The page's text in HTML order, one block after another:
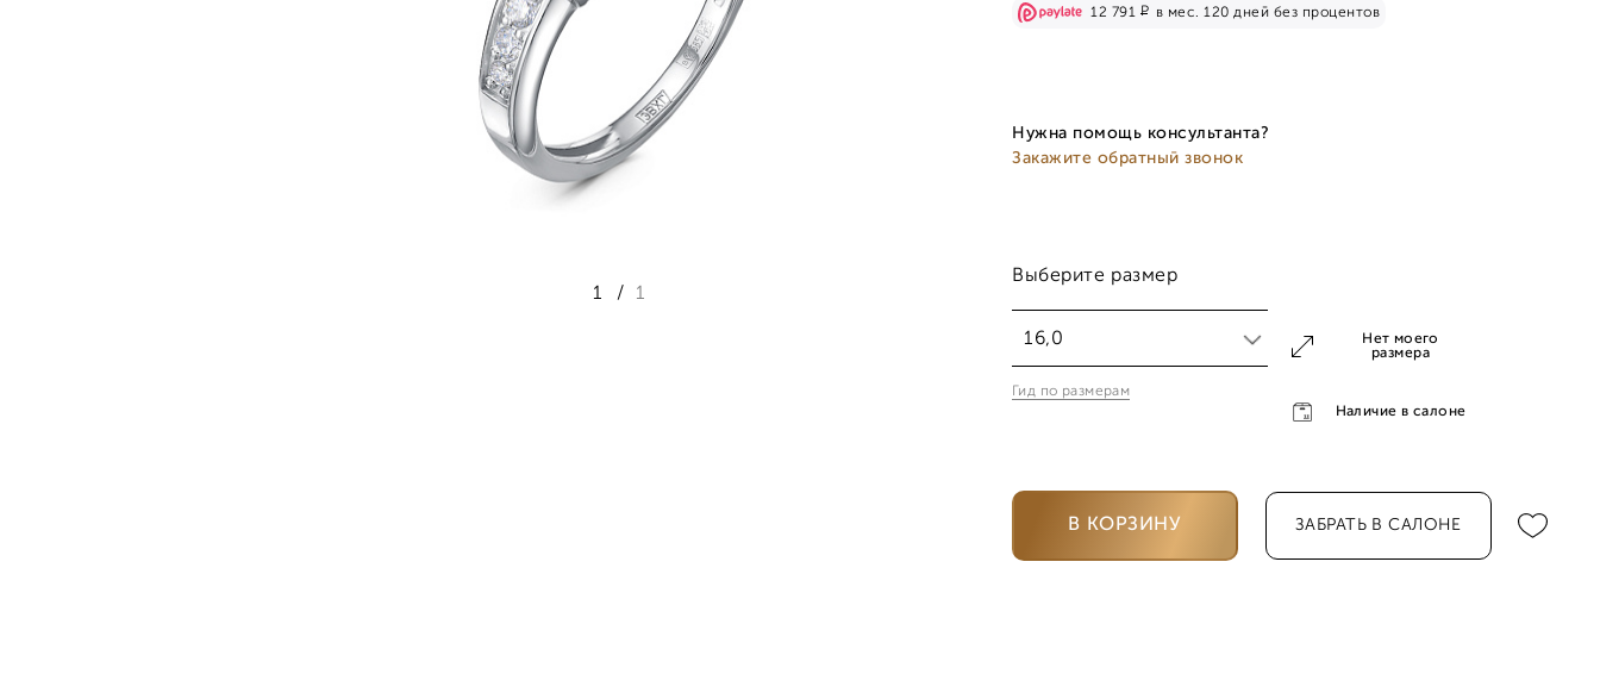
1 / 1
12 791 Рв мес. 120 дней без процентов
Нужна помощь консультанта?
Закажите обратный звонок
Выберите размер
16,0
16,0
Гид по размерам
Нет моего
размера
Наличие в салоне
В КОРЗИНУ ЗАБРАТЬ В САЛОНЕ